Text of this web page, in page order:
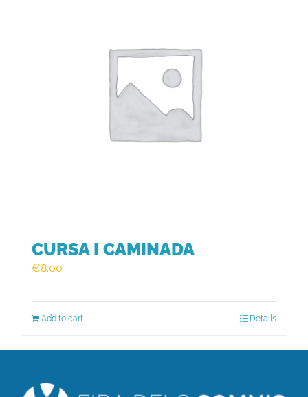
FER UN DONATIU!
INSCRIPCIÓ CURSA / CAMINADA
CURSA I CAMINADA
€8.00
Add to cart Details